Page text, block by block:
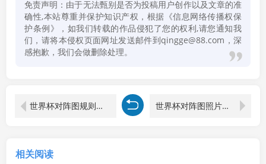
免责声明：由于无法甄别是否为投稿用户创作以及文章的准
确性,本站尊重并保护知识产权，根据《信息网络传播权保
护条例》，如我们转载的作品侵犯了您的权利,请您通知我
们，请将本侵权页面网址发送邮件到qingge@88.com，深
感抱歉，我们会做删除处理。
世界杯对阵图规则是什么 世界杯对阵图照片大全
相关阅读